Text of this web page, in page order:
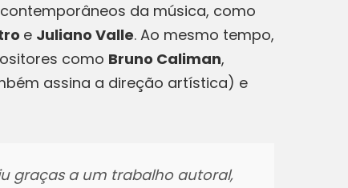
da música, como
e Juliano Valle. Ao mesmo tempo,
como Bruno Caliman,
assina a direção artística) e
graças a um trabalho autoral,